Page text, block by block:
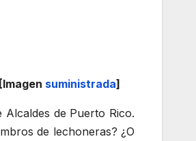
suministrada]
Alcaldes de Puerto Rico.
de lechoneras? ¿O